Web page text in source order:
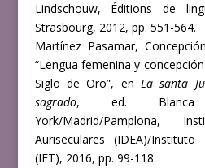
Lindschouw, Éditions de
Strasbourg, 2012, pp. 551-564.
Martínez Pasamar,
“Lengua femenina y
Siglo de Oro”, en La santa
sagrado, ed. Blanca
York/Madrid/Pamplona,
Auriseculares (IDEA)/
(IET), 2016, pp. 99-118.